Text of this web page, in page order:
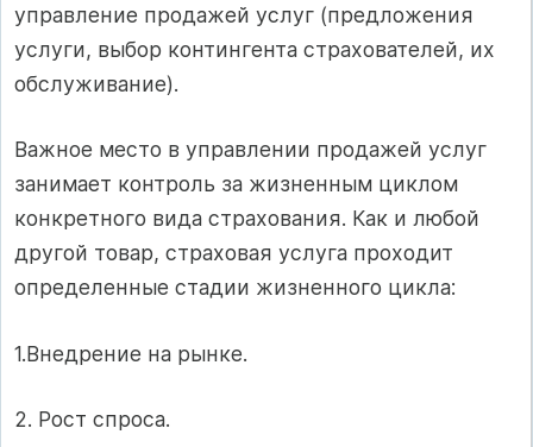
управление продажей услуг (предложения
услуги, выбор контингента страхователей, их
обслуживание).
Важное место в управлении продажей услуг
занимает контроль за жизненным циклом
конкретного вида страхования. Как и любой
другой товар, страховая услуга проходит
определенные стадии жизненного цикла:
1.Внедрение на рынке.
2. Рост спроса.